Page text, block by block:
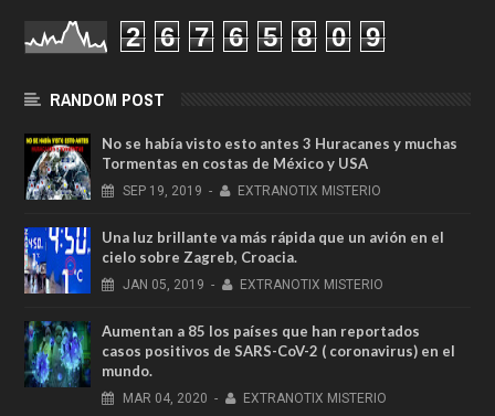
2 6 7 6 5 8 0 9
RANDOM POST
No se había visto esto antes 3 Huracanes y muchas
Tormentas en costas de México y USA
SEP 19, 2019 - EXTRANOTIX MISTERIO
Una luz brillante va más rápida que un avión en el
cielo sobre Zagreb, Croacia.
JAN 05, 2019 - EXTRANOTIX MISTERIO
Aumentan a 85 los países que han reportados
casos positivos de SARS-CoV-2 ( coronavirus) en el
mundo.
MAR 04, 2020 - EXTRANOTIX MISTERIO